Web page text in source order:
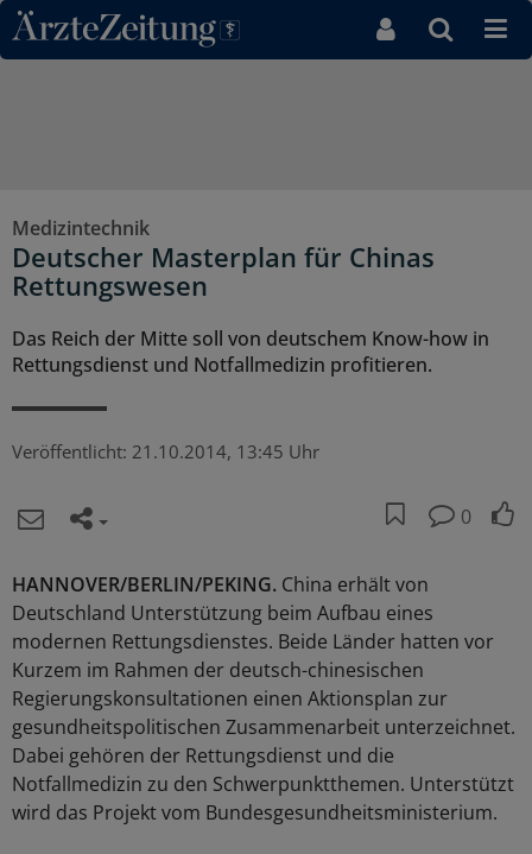
Direkt zum Inhaltsbereich
Medizintechnik
Deutscher Masterplan für Chinas
Rettungswesen
Das Reich der Mitte soll von deutschem Know-how in
Rettungsdienst und Notfallmedizin profitieren.
Veröffentlicht: 21.10.2014, 13:45 Uhr
0
HANNOVER/BERLIN/PEKING. China erhält von
Deutschland Unterstützung beim Aufbau eines
modernen Rettungsdienstes. Beide Länder hatten vor
Kurzem im Rahmen der deutsch-chinesischen
Regierungskonsultationen einen Aktionsplan zur
gesundheitspolitischen Zusammenarbeit unterzeichnet.
Dabei gehören der Rettungsdienst und die
Notfallmedizin zu den Schwerpunktthemen. Unterstützt
wird das Projekt vom Bundesgesundheitsministerium.